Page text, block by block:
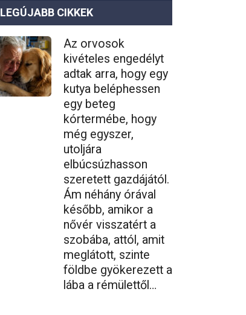
LEGÚJABB CIKKEK
Az orvosok
kivételes engedélyt
adtak arra, hogy egy
kutya beléphessen
egy beteg
kórtermébe, hogy
még egyszer,
utoljára
elbúcsúzhasson
szeretett gazdájától.
Ám néhány órával
később, amikor a
nővér visszatért a
szobába, attól, amit
meglátott, szinte
földbe gyökerezett a
lába a rémülettől…